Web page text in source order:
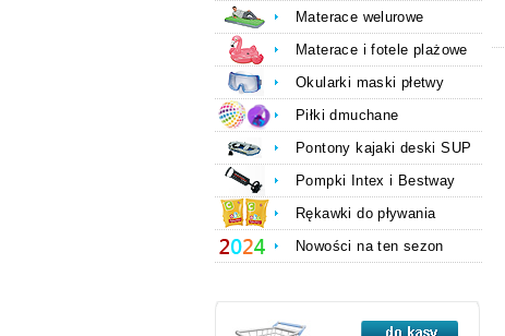
Materace welurowe
Materace i fotele plażowe
Okularki maski płetwy
Piłki dmuchane
Pontony kajaki deski SUP
Pompki Intex i Bestway
Rękawki do pływania
Nowości na ten sezon